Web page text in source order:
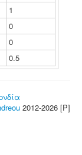
1
0
0
0.5
2012-2026 [P]